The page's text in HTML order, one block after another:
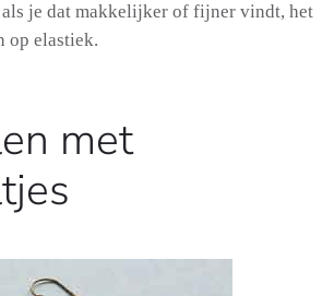
je dat makkelijker of fijner vindt, het
op elastiek.
met